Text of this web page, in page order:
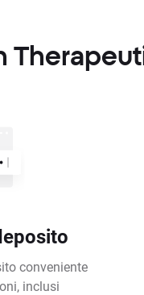
conveniente
inclusi